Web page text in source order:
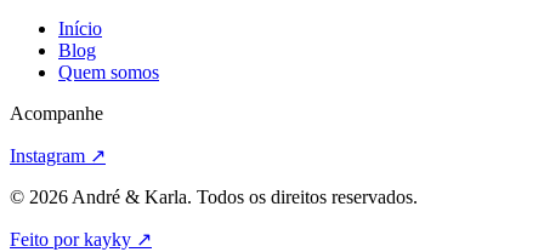
Início
Blog
Quem somos
Acompanhe
Instagram ↗
© 2026 André & Karla. Todos os direitos reservados.
Feito por kayky ↗